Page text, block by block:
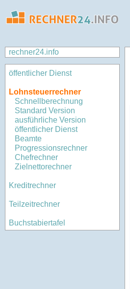
rechner24.info
öffentlicher Dienst
Lohnsteuerrechner
Schnellberechnung
Standard Version
ausführliche Version
öffentlicher Dienst
Beamte
Progressionsrechner
Chefrechner
Zielnettorechner
Kreditrechner
Teilzeitrechner
Buchstabiertafel